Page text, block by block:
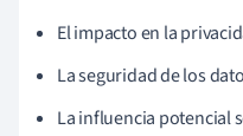
El impacto en la
La seguridad de los
La influencia potencial